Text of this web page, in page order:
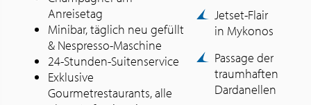
Anreisetag
Minibar, täglich neu gefüllt
& Nespresso-Maschine
24-Stunden-Suitenservice
Exklusive
Gourmetrestaurants, alle
Jetset-Flair
in Mykonos
Passage der
traumhaften
Dardanellen